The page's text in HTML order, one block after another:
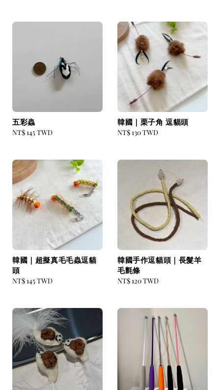
五彩蟲
Regular
NT$ 145 TWD
韓國｜栗子角 逗貓頭
Regular
NT$ 130 TWD
韓國｜超擬真毛毛蟲逗貓
頭
Regular
NT$ 145 TWD
韓國手作逗貓頭｜長髮羊
毛氈條
Regular
NT$ 120 TWD